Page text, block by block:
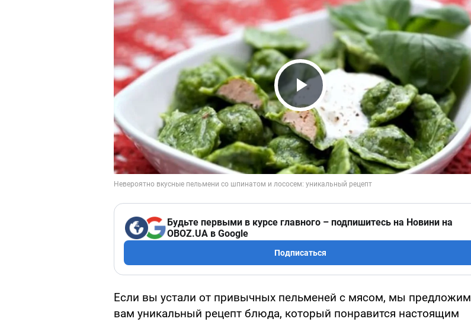
Play Video
Будьте первыми в курсе главного – подпишитесь на Новини на
OBOZ.UA в Google
Подписаться
Если вы устали от привычных пельменей с мясом, мы предложим
вам уникальный рецепт блюда, который понравится настоящим